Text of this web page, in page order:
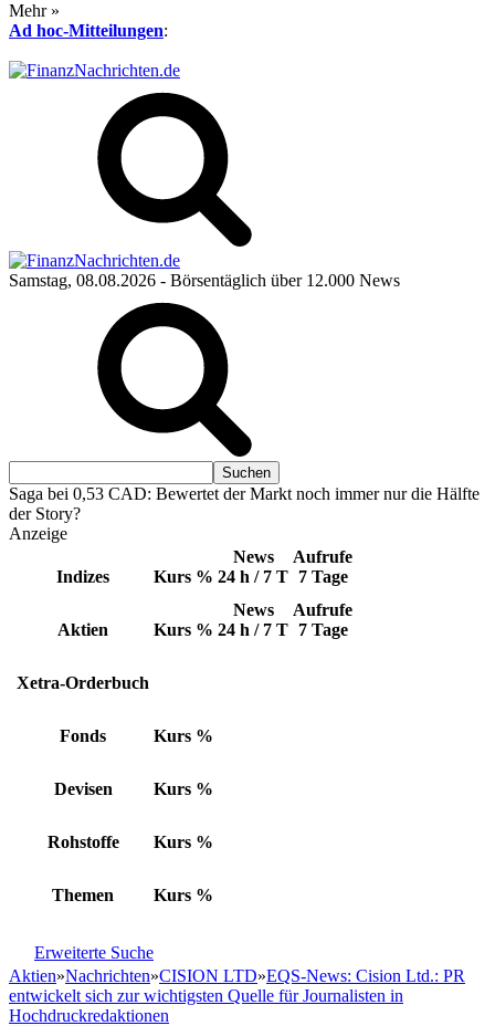
Mehr »
Ad hoc-Mitteilungen:
Samstag, 08.08.2026 - Börsentäglich über 12.000 News
Saga bei 0,53 CAD: Bewertet der Markt noch immer nur die Hälfte
der Story?
Anzeige
Indizes Kurs %
News
24 h / 7 T
Aufrufe
7 Tage
Aktien Kurs %
News
24 h / 7 T
Aufrufe
7 Tage
Xetra-Orderbuch
Fonds Kurs %
Devisen Kurs %
Rohstoffe Kurs %
Themen Kurs %
Erweiterte Suche
Aktien»Nachrichten»CISION LTD»EQS-News: Cision Ltd.: PR
entwickelt sich zur wichtigsten Quelle für Journalisten in
Hochdruckredaktionen